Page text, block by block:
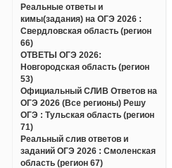
Реальные ответы и
кимы(задания) на ОГЭ 2026 :
Свердловская область (регион
66)
ОТВЕТЫ ОГЭ 2026:
Новгородская область (регион
53)
Официальный СЛИВ Ответов на
ОГЭ 2026 (Все регионы) Решу
ОГЭ : Тульская область (регион
71)
Реальный слив ответов и
заданий ОГЭ 2026 : Смоленская
область (регион 67)